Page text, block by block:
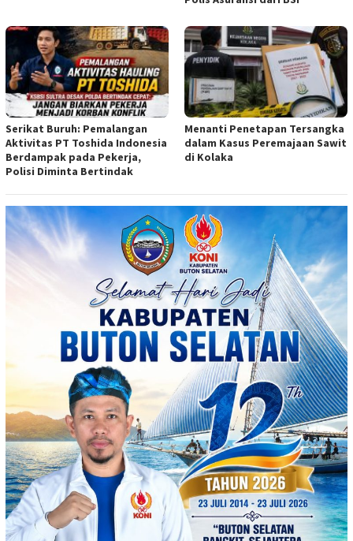
Serikat Buruh: Pemalangan
Aktivitas PT Toshida Indonesia
Berdampak pada Pekerja,
Polisi Diminta Bertindak
Menanti Penetapan Tersangka
dalam Kasus Peremajaan Sawit
di Kolaka